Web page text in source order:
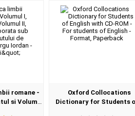
romane -
si Volumul
Oxford Collocations
Dictionary for Students